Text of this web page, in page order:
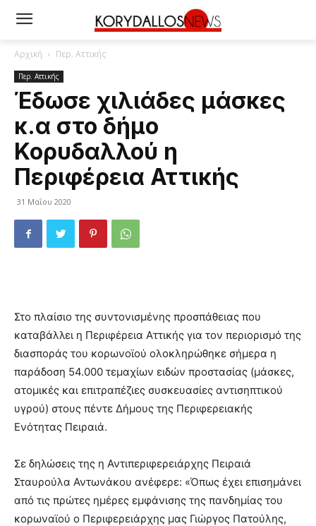
Αρχική Περ. Αττικής
Περ. Αττικής
Έδωσε χιλιάδες μάσκες
κ.α στο δήμο
Κορυδαλλού η
Περιφέρεια Αττικής
31 Μαΐου 2020
Στο πλαίσιο της συντονισμένης προσπάθειας που
καταβάλλει η Περιφέρεια Αττικής για τον περιορισμό της
διασποράς του κορωνοϊού ολοκληρώθηκε σήμερα η
παράδοση 54.000 τεμαχίων ειδών προστασίας (μάσκες,
ατομικές και επιτραπέζιες συσκευασίες αντισηπτικού
υγρού) στους πέντε Δήμους της Περιφερειακής
Ενότητας Πειραιά.
Σε δηλώσεις της η Αντιπεριφερειάρχης Πειραιά
Σταυρούλα Αντωνάκου ανέφερε: «Όπως έχει επισημάνει
από τις πρώτες ημέρες εμφάνισης της πανδημίας του
κορωναϊού ο Περιφερειάρχης μας Γιώργος Πατούλης,